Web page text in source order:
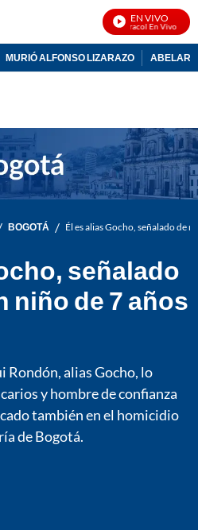
EN VIVO
Noticias Caracol En Vivo
MURIÓ ALFONSO LIZARAZO
BOGOTÁ / Él es alias Gocho, señalado de
señalado
niño de 7 años
Rondón, alias Gocho, lo
y hombre de confianza
también en el homicidio
de Bogotá.